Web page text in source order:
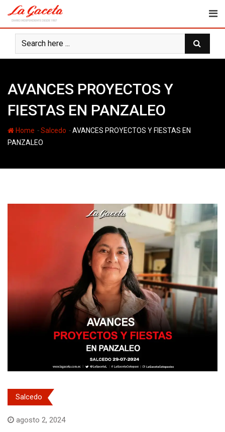
content
AVANCES PROYECTOS Y
FIESTAS EN PANZALEO
Home -Salcedo -AVANCES PROYECTOS Y FIESTAS EN
PANZALEO
Salcedo
agosto 2, 2024